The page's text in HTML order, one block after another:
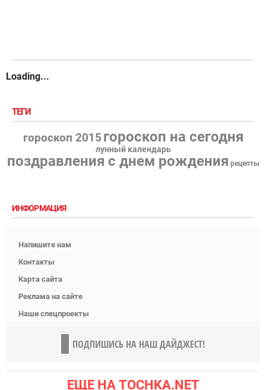
Loading...
ТЕГИ
гороскоп 2015 гороскоп на сегодня
лунный календарь
поздравления с днем рождения рецепты
ИНФОРМАЦИЯ
Напишите нам
Контакты
Карта сайта
Реклама на сайте
Наши спецпроекты
ПОДПИШИСЬ НА НАШ ДАЙДЖЕСТ!
ЕЩЕ НА TOCHKA.NET